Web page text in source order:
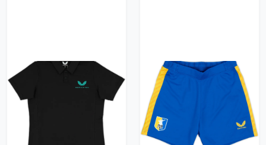
Town Castore Travel
Polo (Women's M)
2023-24 Mansfield
Town Home Shorts
Trikot kaufen